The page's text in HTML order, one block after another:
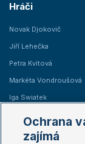
Hráči
Novak Djokovič
Jiří Lehečka
Petra Kvitová
Markéta Vondroušová
Iga Swiatek
Žebříčky
Ochrana
zajímá